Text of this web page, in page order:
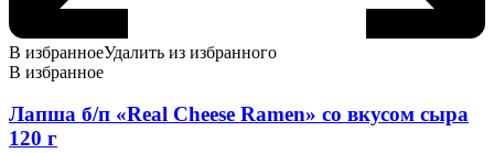
В избранноеУдалить из избранного
В избранное
Лапша б/п «Real Cheese Ramen» со вкусом сыра
120 г